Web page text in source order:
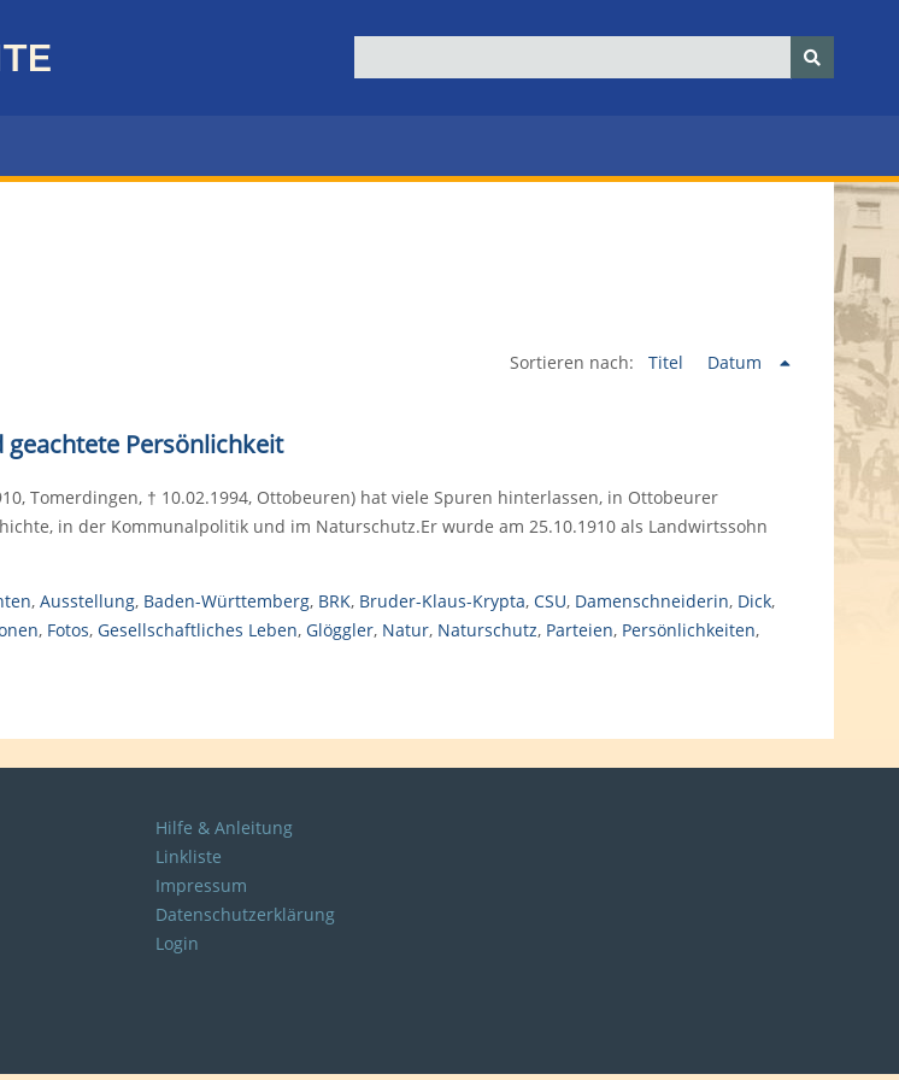
Sortieren nach: Titel Datum
Persönlichkeit
Tomerdingen, † 10.02.1994, Ottobeuren) hat viele Spuren hinterlassen, in Ottobeurer
in der Kommunalpolitik und im Naturschutz.Er wurde am 25.10.1910 als Landwirtssohn
, Ausstellung, Baden-Württemberg, BRK, Bruder-Klaus-Krypta, CSU, Damenschneiderin, Dick,
, Fotos, Gesellschaftliches Leben, Glöggler, Natur, Naturschutz, Parteien, Persönlichkeiten,
Hilfe & Anleitung
Linkliste
Impressum
Datenschutzerklärung
Login